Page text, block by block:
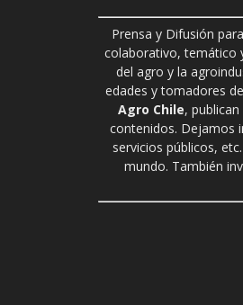
Prensa y Difusión
colaborativo, temático
del agro y la
edades y tomadores
Agro Chile,
contenidos. Dejamos
servicios públicos,
mundo. También